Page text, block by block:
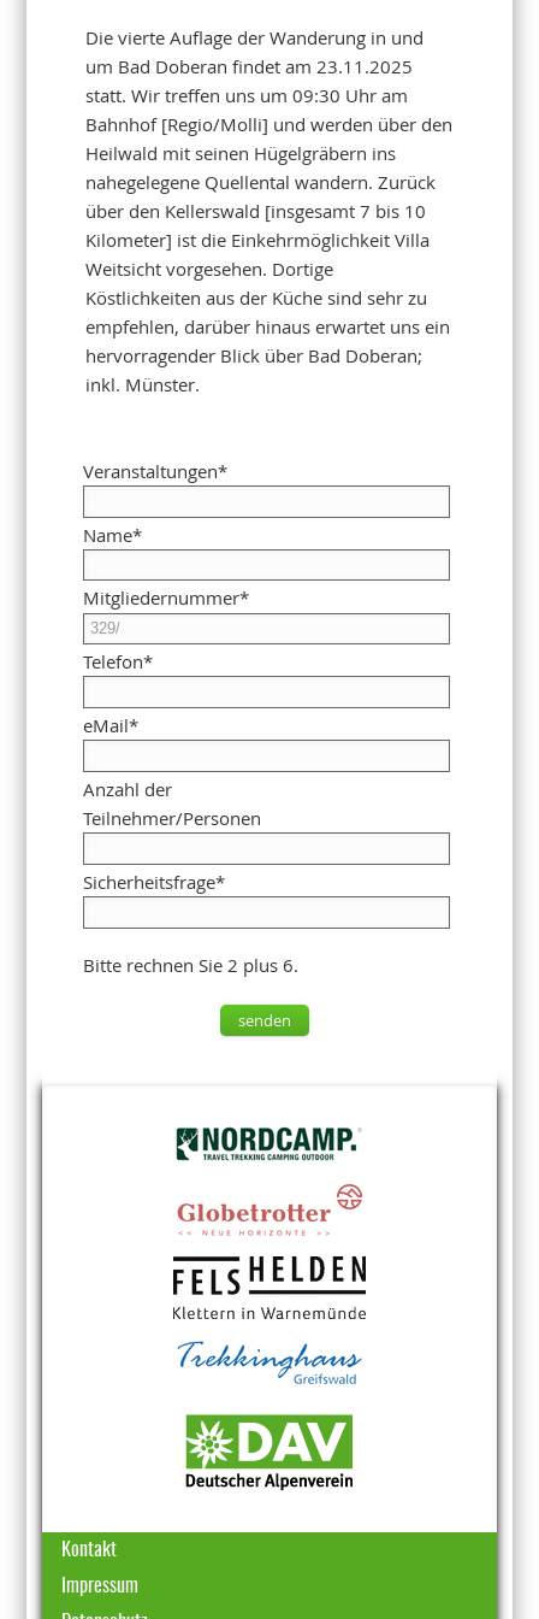
Die vierte Auflage der Wanderung in und
um Bad Doberan findet am 23.11.2025
statt. Wir treffen uns um 09:30 Uhr am
Bahnhof [Regio/Molli] und werden über den
Heilwald mit seinen Hügelgräbern ins
nahegelegene Quellental wandern. Zurück
über den Kellerswald [insgesamt 7 bis 10
Kilometer] ist die Einkehrmöglichkeit Villa
Weitsicht vorgesehen. Dortige
Köstlichkeiten aus der Küche sind sehr zu
empfehlen, darüber hinaus erwartet uns ein
hervorragender Blick über Bad Doberan;
inkl. Münster.
Veranstaltungen*
Name*
Mitgliedernummer*
Telefon*
eMail*
Anzahl der
Teilnehmer/Personen
Sicherheitsfrage*
Bitte rechnen Sie 2 plus 6.
senden
Kontakt
Impressum